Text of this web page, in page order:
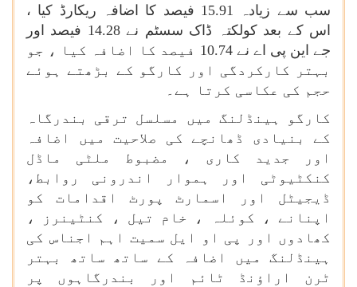
سب سے زیادہ 15.91 فیصد کا اضافہ ریکارڈ کیا ،
اس کے بعد کولکتہ ڈاک سسٹم نے 14.28 فیصد اور
جے این پی اے نے 10.74 فیصد کا اضافہ کیا ، جو
بہتر کارکردگی اور کارگو کے بڑھتے ہوئے
حجم کی عکاسی کرتا ہے۔
کارگو ہینڈلنگ میں مسلسل ترقی بندرگاہ
کے بنیادی ڈھانچے کی صلاحیت میں اضافہ
اور جدید کاری ، مضبوط ملٹی ماڈل
کنکٹیوٹی اور ہموار اندرونی روابط،
ڈیجیٹل اور اسمارٹ پورٹ اقدامات کو
اپنانے ، کوئلہ ، خام تیل ، کنٹینرز ،
کھادوں اور پی او ایل سمیت اہم اجناس کی
ہینڈلنگ میں اضافہ کے ساتھ ساتھ بہتر
ٹرن اراؤنڈ ٹائم اور بندرگاہوں پر